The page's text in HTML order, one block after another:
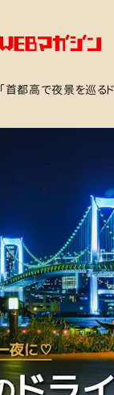
「首都高で夜景を巡る